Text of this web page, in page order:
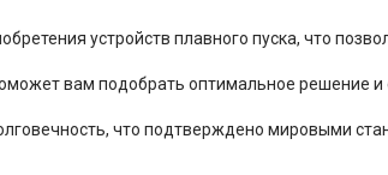
устройств плавного пуска, что
вам подобрать оптимальное решение и
что подтверждено мировыми